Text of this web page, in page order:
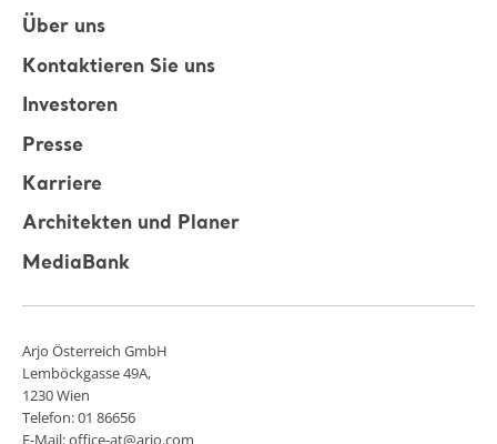
Über uns
Kontaktieren Sie uns
Investoren
Presse
Karriere
Architekten und Planer
MediaBank
Arjo Österreich GmbH
Lemböckgasse 49A,
1230 Wien
Telefon: 01 86656
E-Mail: office-at@arjo.com